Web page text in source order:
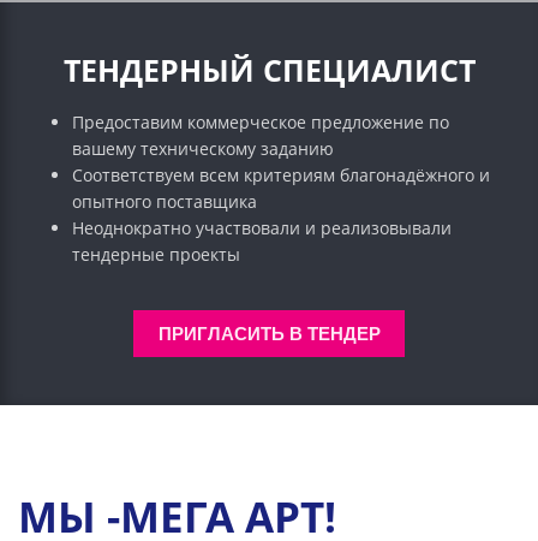
ТЕНДЕРНЫЙ СПЕЦИАЛИСТ
Предоставим коммерческое предложение по
вашему техническому заданию
Соответствуем всем критериям благонадёжного и
опытного поставщика
Неоднократно участвовали и реализовывали
тендерные проекты
ПРИГЛАСИТЬ В ТЕНДЕР
МЫ -МЕГА АРТ!